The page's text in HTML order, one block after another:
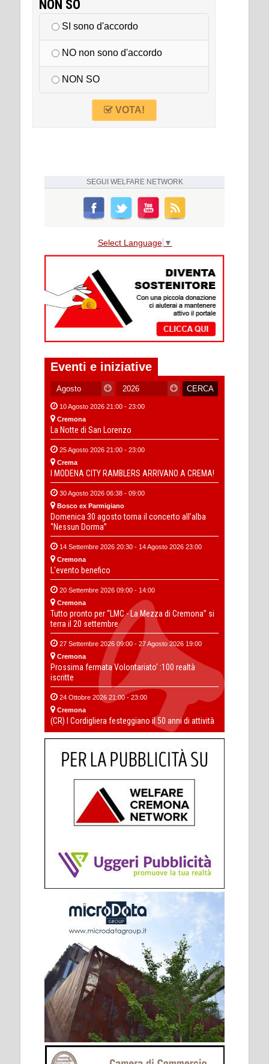
NON SO
SI sono d'accordo
NO non sono d'accordo
NON SO
VOTA!
SEGUI WELFARE NETWORK
Select Language ▼
Eventi e iniziative
10 Agosto 2026 21:00 - 23:00
Cremona
La Notte di San Lorenzo
25 Agosto 2026 21:00 - 23:00
Crema
I MODENA CITY RAMBLERS ARRIVANO A CREMA!
30 Agosto 2026 06:38 - 09:00
Bosco ex Parmigiano
Domenica 30 agosto torna il concerto all’alba
“Nessun Dorma”
14 Settembre 2026 20:30 - 14 Agosto 2026 23:00
Cremona
L'evento benefico
20 Settembre 2026 09:00 - 14:00
Cremona
Tutto pronto per “LMC - La Mezza di Cremona” si
terra il 20 settembre
27 Settembre 2026 09:00 - 27 Agosto 2026 19:00
Cremona
Prossima fermata Volontariato' :100 realtà
iscritte
24 Ottobre 2026 21:00 - 23:00
Cremona
(CR) I Cordigliera festeggiano il 50 anni di attività